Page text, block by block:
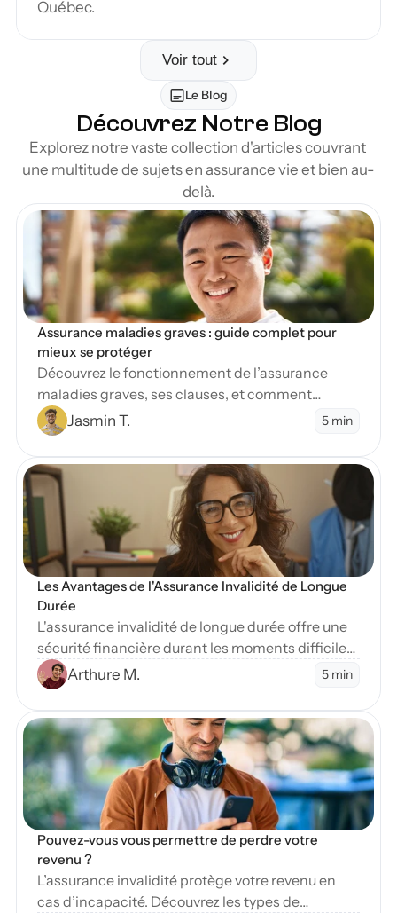
Québec.
Voir tout
Le Blog
Découvrez Notre Blog
Explorez notre vaste collection d'articles couvrant
une multitude de sujets en assurance vie et bien au-
delà.
Blog
Assurance maladies graves : guide complet pour
mieux se protéger
Découvrez le fonctionnement de l’assurance
maladies graves, ses clauses, et comment
protéger vos finances en cas de diagnostic
sévère.
Jasmin T. 5 min
Blog
Les Avantages de l'Assurance Invalidité de Longue
Durée
L'assurance invalidité de longue durée offre une
sécurité financière durant les moments difficiles.
Apprenez-en plus sur ses nombreux avantages
essentiels.
Arthure M. 5 min
Blog
Pouvez-vous vous permettre de perdre votre
revenu ?
L’assurance invalidité protège votre revenu en
cas d’incapacité. Découvrez les types de